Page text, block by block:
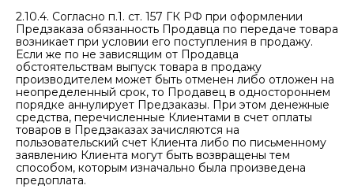
2.10.4. Согласно п.1. ст. 157 ГК РФ при оформлении
Предзаказа обязанность Продавца по передаче товара
возникает при условии его поступления в продажу.
Если же по не зависящим от Продавца
обстоятельствам выпуск товара в продажу
производителем может быть отменен либо отложен на
неопределенный срок, то Продавец в одностороннем
порядке аннулирует Предзаказы. При этом денежные
средства, перечисленные Клиентами в счет оплаты
товаров в Предзаказах зачисляются на
пользовательский счет Клиента либо по письменному
заявлению Клиента могут быть возвращены тем
способом, которым изначально была произведена
предоплата.